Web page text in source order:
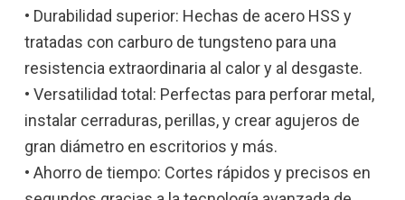
• Durabilidad superior: Hechas de acero HSS y
tratadas con carburo de tungsteno para una
resistencia extraordinaria al calor y al desgaste.
• Versatilidad total: Perfectas para perforar metal,
instalar cerraduras, perillas, y crear agujeros de
gran diámetro en escritorios y más.
• Ahorro de tiempo: Cortes rápidos y precisos en